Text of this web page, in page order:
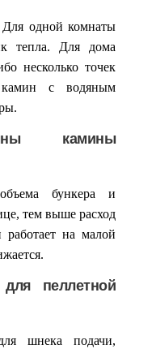
одной комнаты
тепла. Для дома
несколько точек
камин с водяным
камины
бункера и
тем выше расход
на малой
пеллетной
шнека подачи,